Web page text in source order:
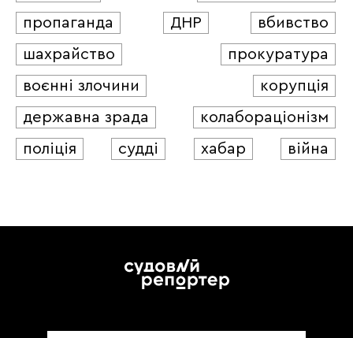
пропаганда
ДНР
вбивство
шахрайство
прокуратура
воєнні злочини
корупція
державна зрада
колабораціонізм
поліція
судді хабар війна